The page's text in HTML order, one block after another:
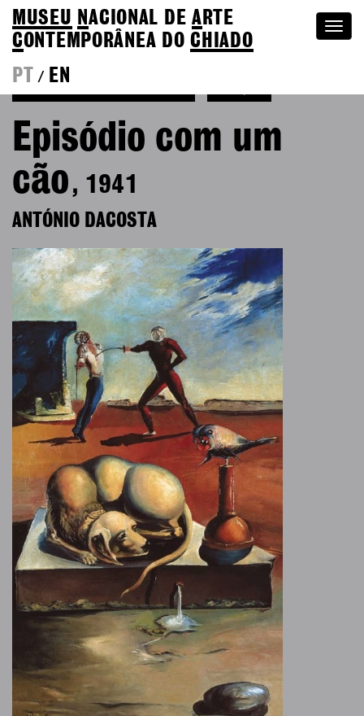
MUSEU NACIONAL DEA RTE
CONTEMPORÂNEA DOCHIADO
PT
/ EN
Episódio com um
cão , 1941
ANTÓNIO DACOSTA